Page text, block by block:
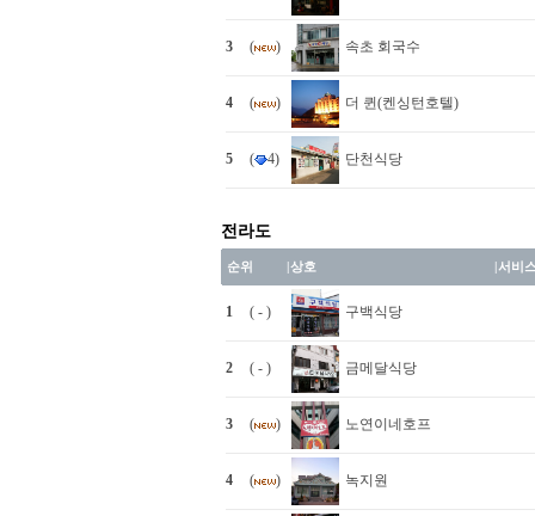
3 ( ) 속초 회국수
4 ( ) 더 퀸(켄싱턴호텔)
5 ( 4) 단천식당
전라도
순위 |상호 |서비
1 ( - ) 구백식당
2 ( - ) 금메달식당
3 ( ) 노연이네호프
4 ( ) 녹지원